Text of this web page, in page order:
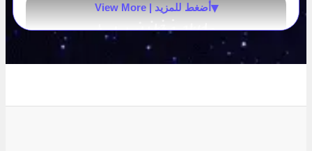
View More | أضغط للمزيد▾